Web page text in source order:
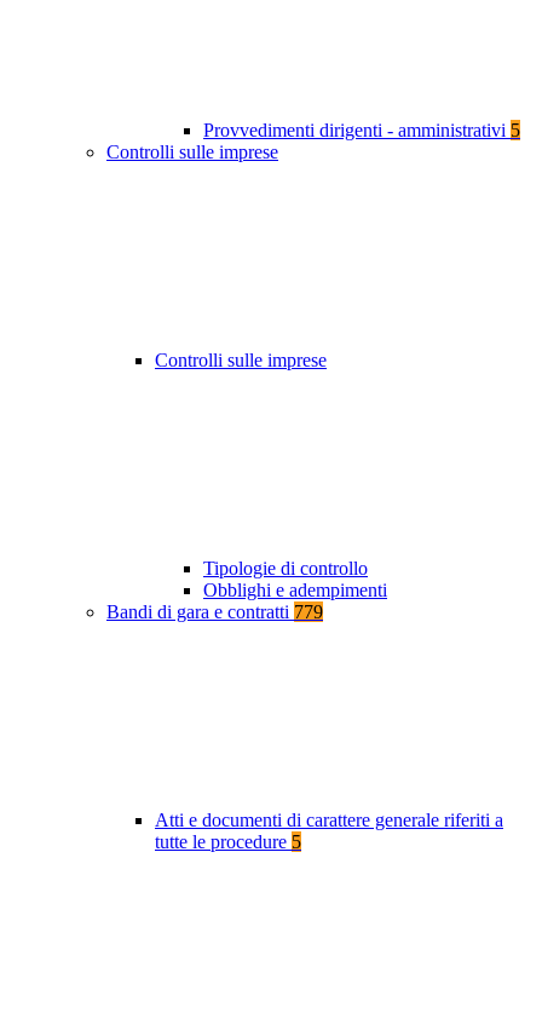
Provvedimenti dirigenti - amministrativi 5
Controlli sulle imprese
Controlli sulle imprese
Tipologie di controllo
Obblighi e adempimenti
Bandi di gara e contratti 779
Atti e documenti di carattere generale riferiti a
tutte le procedure 5